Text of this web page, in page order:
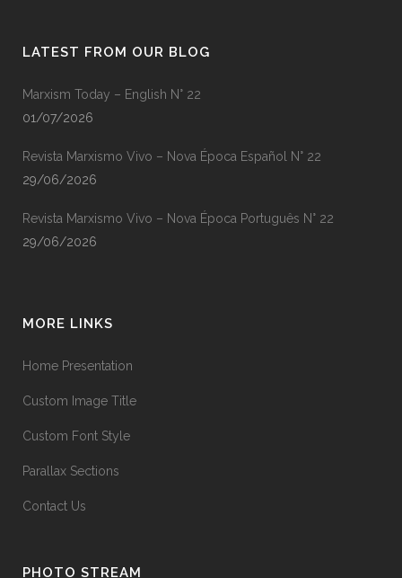
LATEST FROM OUR BLOG
Marxism Today – English N° 22
01/07/2026
Revista Marxismo Vivo – Nova Época Español N° 22
29/06/2026
Revista Marxismo Vivo – Nova Época Português N° 22
29/06/2026
MORE LINKS
Home Presentation
Custom Image Title
Custom Font Style
Parallax Sections
Contact Us
PHOTO STREAM